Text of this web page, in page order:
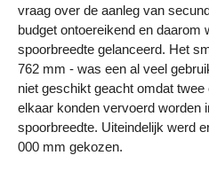
vraag over de aanleg van
budget ontoereikend en daarom
spoorbreedte gelanceerd. Het
762 mm - was een al veel
niet geschikt geacht omdat
elkaar konden vervoerd worden
spoorbreedte. Uiteindelijk werd
000 mm gekozen.